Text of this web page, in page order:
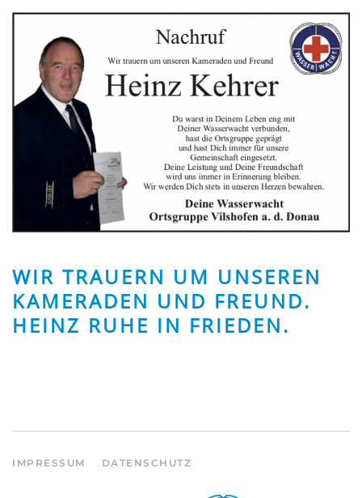
WIR TRAUERN UM UNSEREN
KAMERADEN UND FREUND.
HEINZ RUHE IN FRIEDEN.
IMPRESSUM DATENSCHUTZ